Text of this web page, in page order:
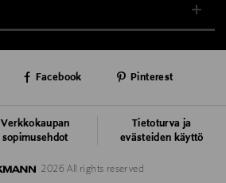
2026 All rights reserved
Verkkokaupan
sopimusehdot
Tietoturva ja
evästeiden käyttö
Facebook Pinterest